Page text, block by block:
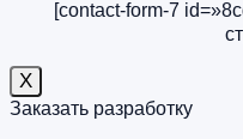
[contact-form-7
X
Заказать разработку